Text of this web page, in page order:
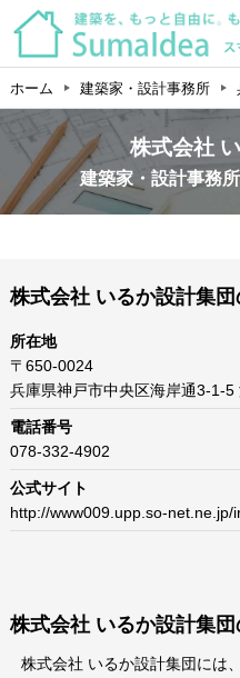
ホーム 建築家・設計事務所
株式会社
建築家・設計事務
株式会社 いるか設計集
所在地
〒650-0024
兵庫県神戸市中央区海岸通3-1-
電話番号
078-332-4902
公式サイト
http://www009.upp.so-net.ne.jp/
株式会社 いるか設計集
株式会社 いるか設計集団には